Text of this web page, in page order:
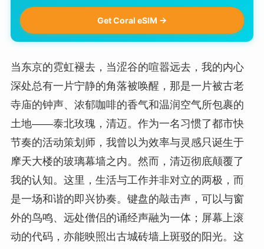
Get Coral eSIM →
当东京的霓虹褪去，当涩谷的喧嚣远去，我的内心
深处总有一片宁静的角落被唤醒，那是一片被古老
寺庙的钟声、浓郁咖啡的香气和温润空气所包裹的
土地——泰北玫瑰，清迈。作为一名习惯了都市快
节奏的活动策划师，我曾以为效率与灵感只诞生于
摩天大楼的玻璃幕墙之内。然而，清迈彻底颠覆了
我的认知。这里，生活与工作并非对立的两极，而
是一场和谐的即兴协奏。键盘的敲击声，可以与窗
外的鸟鸣、远处僧侣的诵经声融为一体；屏幕上滚
动的代码，亦能映照出古城砖墙上斑驳的阳光。这